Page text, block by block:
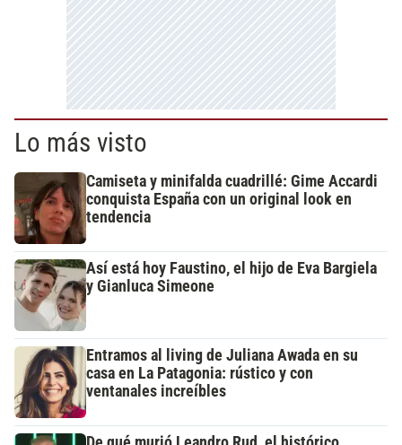
Lo más visto
Camiseta y minifalda cuadrillé: Gime Accardi
conquista España con un original look en
tendencia
Así está hoy Faustino, el hijo de Eva Bargiela
y Gianluca Simeone
Entramos al living de Juliana Awada en su
casa en La Patagonia: rústico y con
ventanales increíbles